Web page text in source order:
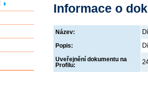
Informace o
Název:
Popis:
Uveřejnění dokumentu na
Profilu: